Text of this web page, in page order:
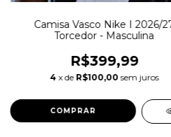
Camisa Vasco Nike I 2026/
Torcedor - Masculina
R$399,99
4 x de R$100,00 sem juros
COMPRAR